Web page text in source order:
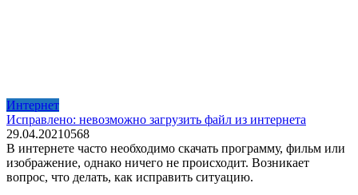
Интернет
Исправлено: невозможно загрузить файл из интернета
29.04.20210568
В интернете часто необходимо скачать программу, фильм или
изображение, однако ничего не происходит. Возникает
вопрос, что делать, как исправить ситуацию.